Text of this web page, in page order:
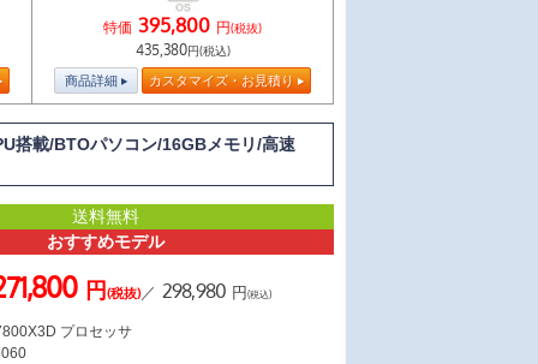
特価 395,800 円(税抜)
435,380円(税込)
商品詳細 カスタマイズ・お見積り
搭載/BTOパソコン/16GBメモリ/高速
送料無料
おすすめモデル
円(税抜)／ 298,980 円(税込)
プロセッサ